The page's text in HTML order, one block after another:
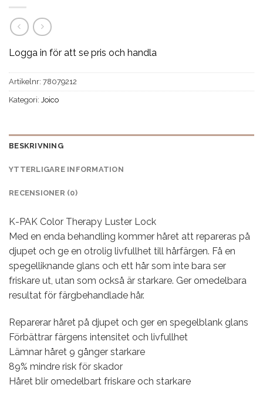
Logga in för att se pris och handla
Artikelnr: 78079212
Kategori: Joico
BESKRIVNING
YTTERLIGARE INFORMATION
RECENSIONER (0)
K-PAK Color Therapy Luster Lock
Med en enda behandling kommer håret att repareras på
djupet och ge en otrolig livfullhet till hårfärgen. Få en
spegelliknande glans och ett hår som inte bara ser
friskare ut, utan som också är starkare. Ger omedelbara
resultat för färgbehandlade hår.
Reparerar håret på djupet och ger en spegelblank glans
Förbättrar färgens intensitet och livfullhet
Lämnar håret 9 gånger starkare
89% mindre risk för skador
Håret blir omedelbart friskare och starkare